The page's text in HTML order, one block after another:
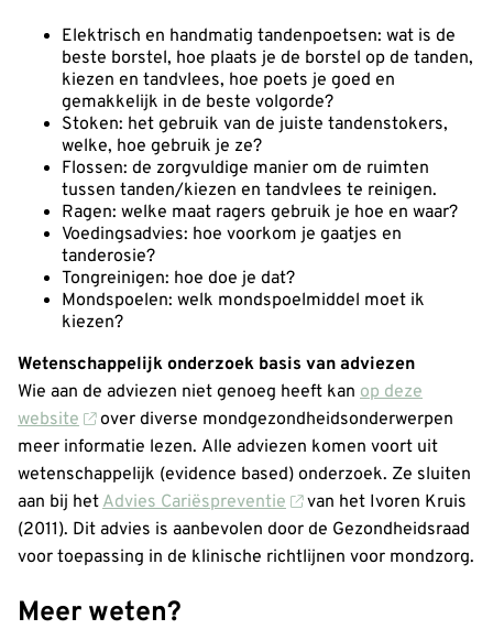
Elektrisch en handmatig tandenpoetsen: wat is de
beste borstel, hoe plaats je de borstel op de tanden,
kiezen en tandvlees, hoe poets je goed en
gemakkelijk in de beste volgorde?
Stoken: het gebruik van de juiste tandenstokers,
welke, hoe gebruik je ze?
Flossen: de zorgvuldige manier om de ruimten
tussen tanden/kiezen en tandvlees te reinigen.
Ragen: welke maat ragers gebruik je hoe en waar?
Voedingsadvies: hoe voorkom je gaatjes en
tanderosie?
Tongreinigen: hoe doe je dat?
Mondspoelen: welk mondspoelmiddel moet ik
kiezen?
Wetenschappelijk onderzoek basis van adviezen
Wie aan de adviezen niet genoeg heeft kan op deze
website
over diverse mondgezondheidsonderwerpen
meer informatie lezen. Alle adviezen komen voort uit
wetenschappelijk (evidence based) onderzoek. Ze sluiten
aan bij het Advies Cariëspreventie
van het Ivoren Kruis
(2011). Dit advies is aanbevolen door de Gezondheidsraad
voor toepassing in de klinische richtlijnen voor mondzorg.
Meer weten?